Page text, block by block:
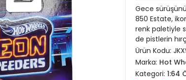
Gece
850 Estate,
renk paletiyle
de pistlerin
Ürün Kodu:
Marka: Hot
Kategori: 1:64